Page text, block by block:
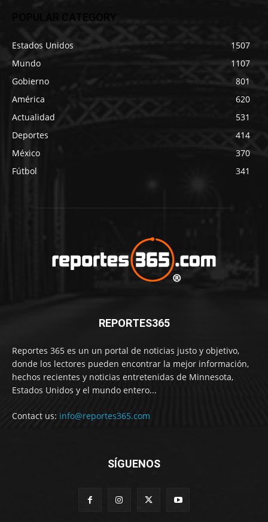
POPULAR CATEGORY
Estados Unidos
1507
Mundo
1107
Gobierno
801
América
620
Actualidad
531
Deportes
414
México
370
Fútbol
341
REPORTES365
Reportes 365 es un un portal de noticias justo y objetivo,
donde los lectores pueden encontrar la mejor información,
hechos recientes y noticias entretenidas de Minnesota,
Estados Unidos y el mundo entero...
Contact us: info@reportes365.com
SÍGUENOS